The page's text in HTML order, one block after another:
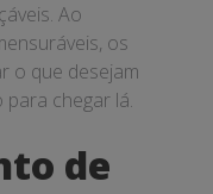
Ao
os
o que desejam
chegar lá.
de